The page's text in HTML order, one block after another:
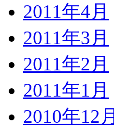
2011年4月
2011年3月
2011年2月
2011年1月
2010年12月